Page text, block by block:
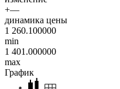
+—
динамика цены
1 260.100000
min
1 401.000000
max
График